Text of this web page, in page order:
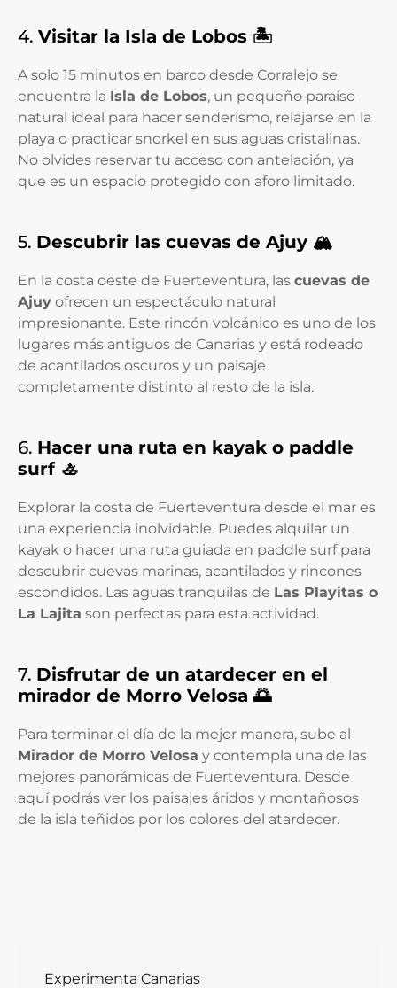
4. Visitar la Isla de Lobos 🏝️
A solo 15 minutos en barco desde Corralejo se
encuentra la Isla de Lobos, un pequeño paraíso
natural ideal para hacer senderismo, relajarse en la
playa o practicar snorkel en sus aguas cristalinas.
No olvides reservar tu acceso con antelación, ya
que es un espacio protegido con aforo limitado.
5. Descubrir las cuevas de Ajuy 🏔️
En la costa oeste de Fuerteventura, las cuevas de
Ajuy ofrecen un espectáculo natural
impresionante. Este rincón volcánico es uno de los
lugares más antiguos de Canarias y está rodeado
de acantilados oscuros y un paisaje
completamente distinto al resto de la isla.
6. Hacer una ruta en kayak o paddle
surf 🚣
Explorar la costa de Fuerteventura desde el mar es
una experiencia inolvidable. Puedes alquilar un
kayak o hacer una ruta guiada en paddle surf para
descubrir cuevas marinas, acantilados y rincones
escondidos. Las aguas tranquilas de Las Playitas o
La Lajita son perfectas para esta actividad.
7. Disfrutar de un atardecer en el
mirador de Morro Velosa 🌅
Para terminar el día de la mejor manera, sube al
Mirador de Morro Velosa y contempla una de las
mejores panorámicas de Fuerteventura. Desde
aquí podrás ver los paisajes áridos y montañosos
de la isla teñidos por los colores del atardecer.
Experimenta Canarias